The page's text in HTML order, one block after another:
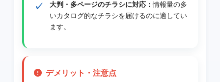
大判・多ページのチラシに対応：情報量の多
いカタログ的なチラシを届けるのに適してい
ます。
デメリット・注意点